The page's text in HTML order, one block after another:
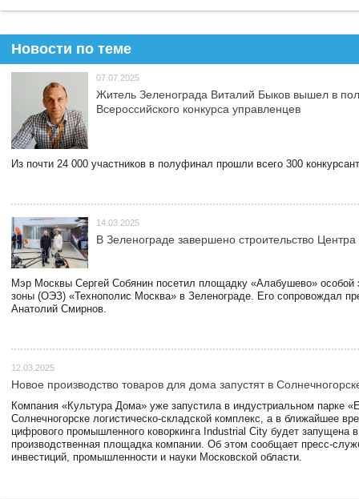
Новости по теме
07.07.2025
Житель Зеленограда Виталий Быков вышел в
Всероссийского конкурса управленцев
Из почти 24 000 участников в полуфинал прошли всего 300
14.03.2025
В Зеленограде завершено строительство
Мэр Москвы Сергей Собянин посетил площадку «Алабушево» особой
зоны (ОЭЗ) «Технополис Москва» в Зеленограде. Его сопровождал
Анатолий Смирнов.
12.03.2025
Новое производство товаров для дома запустят в
Компания «Культура Дома» уже запустила в индустриальном парке
Солнечногорске логистическо-складской комплекс, а в ближайшее
цифрового промышленного коворкинга Industrial City будет запущена
производственная площадка компании. Об этом сообщает пресс-
инвестиций, промышленности и науки Московской области.